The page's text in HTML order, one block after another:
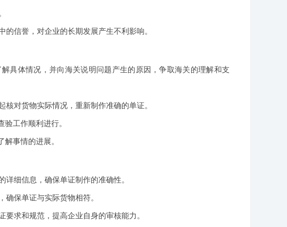
的信誉，对企业的长期发展产生不利影响。
具体情况，并向海关说明问题产生的原因，争取海关的理解和支
核对货物实际情况，重新制作准确的单证。
工作顺利进行。
事情的进展。
详细信息，确保单证制作的准确性。
确保单证与实际货物相符。
要求和规范，提高企业自身的审核能力。